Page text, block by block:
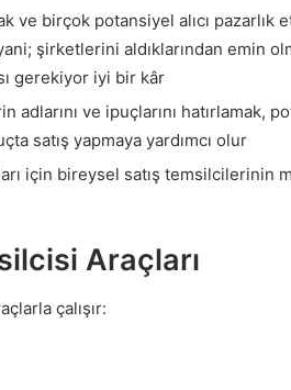
ve birçok potansiyel alıcı pazarlık
şirketlerini aldıklarından emin
gerekiyor iyi bir kâr
ve ipuçlarını hatırlamak,
satış yapmaya yardımcı olur
için bireysel satış temsilcilerinin
Araçları
çalışır: